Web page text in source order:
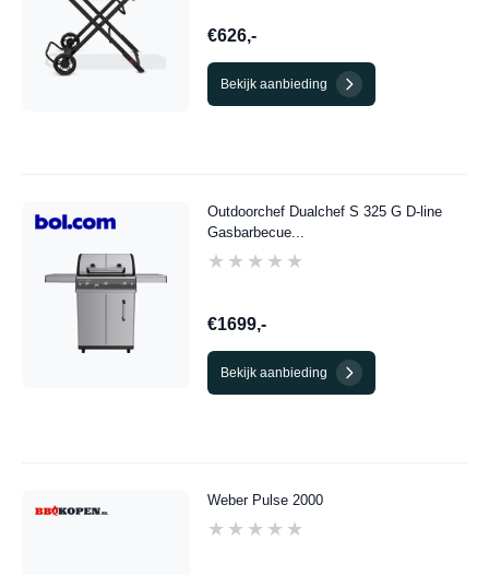
€626,-
Bekijk aanbieding
Outdoorchef Dualchef S 325 G D-line
Gasbarbecue...
★★★★★
★★★★★
€1699,-
Bekijk aanbieding
Weber Pulse 2000
★★★★★
★★★★★